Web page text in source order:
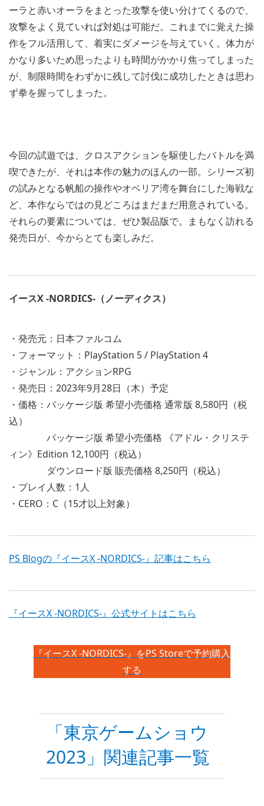
ーラと赤いオーラをまとった攻撃を使い分けてくるので、
攻撃をよく見ていれば対処は可能だ。これまでに覚えた操
作をフル活用して、着実にダメージを与えていく。体力が
かなり多いため思ったよりも時間がかかり焦ってしまった
が、制限時間をわずかに残して討伐に成功したときは思わ
ず拳を握ってしまった。
今回の試遊では、クロスアクションを駆使したバトルを満
喫できたが、それは本作の魅力のほんの一部。シリーズ初
の試みとなる帆船の操作やオベリア湾を舞台にした海戦な
ど、本作ならではの見どころはまだまだ用意されている。
それらの要素については、ぜひ製品版で。まもなく訪れる
発売日が、今からとても楽しみだ。
イースX -NORDICS-（ノーディクス）
・発売元：日本ファルコム
・フォーマット：PlayStation 5 / PlayStation 4
・ジャンル：アクションRPG
・発売日：2023年9月28日（木）予定
・価格：パッケージ版 希望小売価格 通常版 8,580円（税
込）
パッケージ版 希望小売価格 《アドル・クリステ
ィン》Edition 12,100円（税込）
ダウンロード版 販売価格 8,250円（税込）
・プレイ人数：1人
・CERO：C（15才以上対象）
PS Blogの『イースX -NORDICS-』記事はこちら
『イースX -NORDICS-』公式サイトはこちら
『イースX -NORDICS-』をPS Storeで予約購入
する
「東京ゲームショウ
2023」関連記事一覧